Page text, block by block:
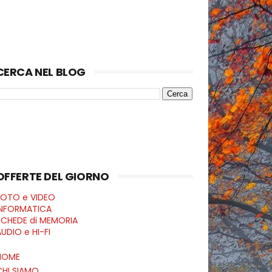
NEL BLOG
DEL GIORNO
e VIDEO
di MEMORIA
e HI-FI